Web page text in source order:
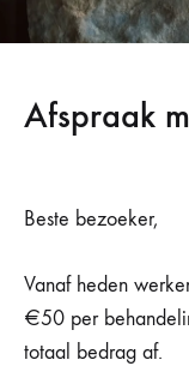
Afspraak
Beste bezoeker,
Vanaf heden
€50 per
totaal bedrag af.